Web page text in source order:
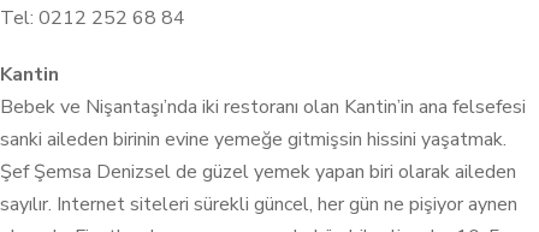
Tel: 0212 252 68 84
Kantin
Bebek ve Nişantaşı’nda iki restoranı olan Kantin’in ana felsefesi
sanki aileden birinin evine yemeğe gitmişsin hissini yaşatmak.
Şef Şemsa Denizsel de güzel yemek yapan biri olarak aileden
sayılır. Internet siteleri sürekli güncel, her gün ne pişiyor aynen